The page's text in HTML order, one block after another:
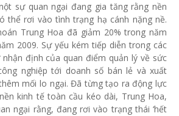
sự quan ngại đang gia tăng rằng nền
thể rơi vào tình trạng hạ cánh nặng nề.
Trung Hoa đã giảm 20% trong năm
2009. Sự yếu kém tiếp diễn trong các
định của quan điểm quản lý về sức
nghiệp tới doanh số bán lẻ và xuất
mối lo ngại. Đã từng tạo ra động lực
kinh tế toàn cầu kéo dài, Trung Hoa,
ngại rằng, đang rơi vào trạng thái ‘hết